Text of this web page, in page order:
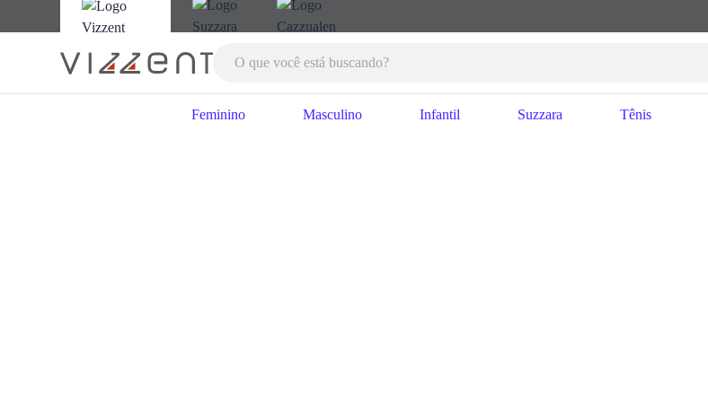
Feminino Masculino Infantil Suzzara Tênis